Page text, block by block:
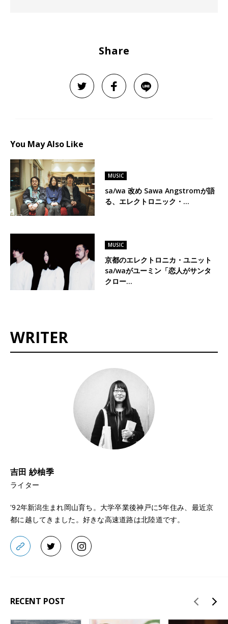
Share
You May Also Like
MUSIC
sa/wa 改め Sawa Angstromが語
る、エレクトロニック・…
MUSIC
京都のエレクトロニカ・ユニット
sa/waがユーミン「恋人がサンタ
クロー…
WRITER
吉田 紗柚季
ライター
'92年新潟生まれ岡山育ち。大学卒業後神戸に5年住み、最近京
都に越してきました。好きな高速道路は北陸道です。
RECENT POST